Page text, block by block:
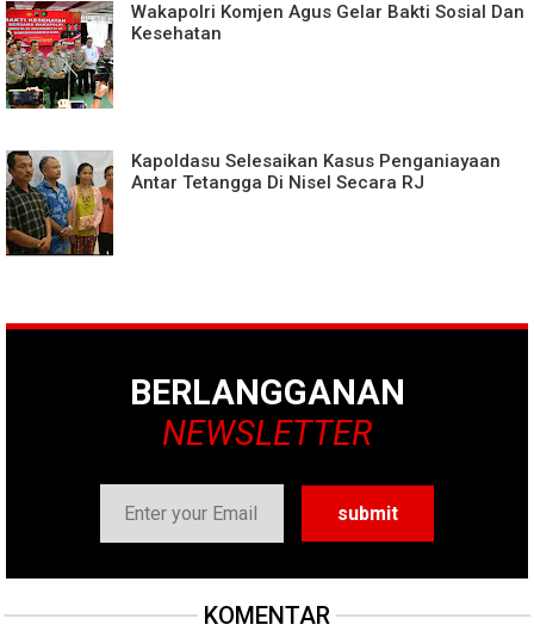
Wakapolri Komjen Agus Gelar Bakti Sosial Dan
Kesehatan
Kapoldasu Selesaikan Kasus Penganiayaan
Antar Tetangga Di Nisel Secara RJ
BERLANGGANAN
NEWSLETTER
KOMENTAR